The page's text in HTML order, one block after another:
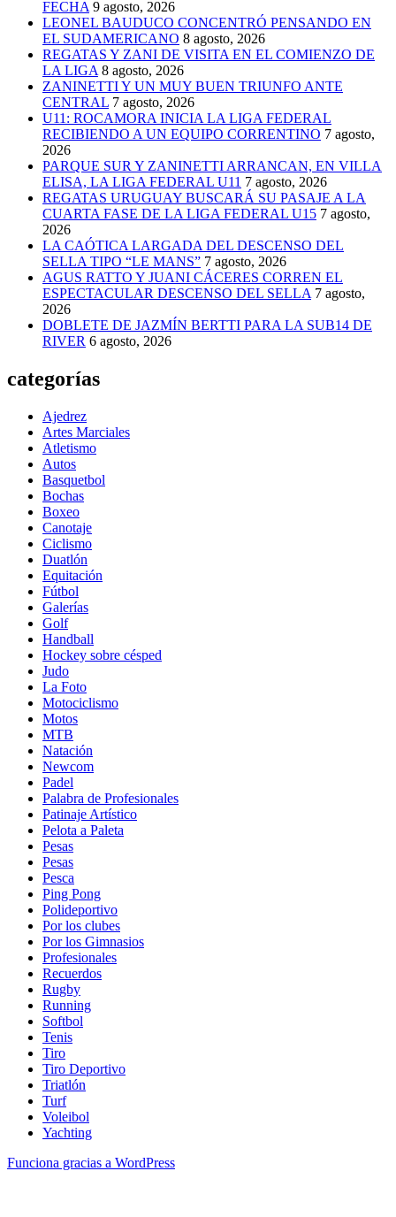
FECHA 9 agosto, 2026
LEONEL BAUDUCO CONCENTRÓ PENSANDO EN
EL SUDAMERICANO 8 agosto, 2026
REGATAS Y ZANI DE VISITA EN EL COMIENZO DE
LA LIGA 8 agosto, 2026
ZANINETTI Y UN MUY BUEN TRIUNFO ANTE
CENTRAL 7 agosto, 2026
U11: ROCAMORA INICIA LA LIGA FEDERAL
RECIBIENDO A UN EQUIPO CORRENTINO 7 agosto,
2026
PARQUE SUR Y ZANINETTI ARRANCAN, EN VILLA
ELISA, LA LIGA FEDERAL U11 7 agosto, 2026
REGATAS URUGUAY BUSCARÁ SU PASAJE A LA
CUARTA FASE DE LA LIGA FEDERAL U15 7 agosto,
2026
LA CAÓTICA LARGADA DEL DESCENSO DEL
SELLA TIPO “LE MANS” 7 agosto, 2026
AGUS RATTO Y JUANI CÁCERES CORREN EL
ESPECTACULAR DESCENSO DEL SELLA 7 agosto,
2026
DOBLETE DE JAZMÍN BERTTI PARA LA SUB14 DE
RIVER 6 agosto, 2026
categorías
Ajedrez
Artes Marciales
Atletismo
Autos
Basquetbol
Bochas
Boxeo
Canotaje
Ciclismo
Duatlón
Equitación
Fútbol
Galerías
Golf
Handball
Hockey sobre césped
Judo
La Foto
Motociclismo
Motos
MTB
Natación
Newcom
Padel
Palabra de Profesionales
Patinaje Artístico
Pelota a Paleta
Pesas
Pesas
Pesca
Ping Pong
Polideportivo
Por los clubes
Por los Gimnasios
Profesionales
Recuerdos
Rugby
Running
Softbol
Tenis
Tiro
Tiro Deportivo
Triatlón
Turf
Voleibol
Yachting
Funciona gracias a WordPress